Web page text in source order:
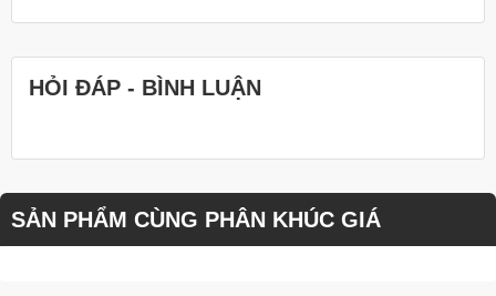
HỎI ĐÁP - BÌNH LUẬN
SẢN PHẨM CÙNG PHÂN KHÚC GIÁ